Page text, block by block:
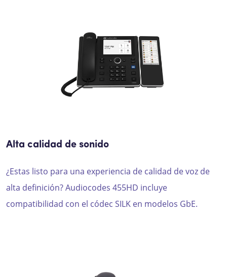
Alta calidad de sonido
¿Estas listo para una experiencia de calidad de voz de
alta definición?Audiocodes 455HD incluye
compatibilidad con el códec SILK en modelos GbE.